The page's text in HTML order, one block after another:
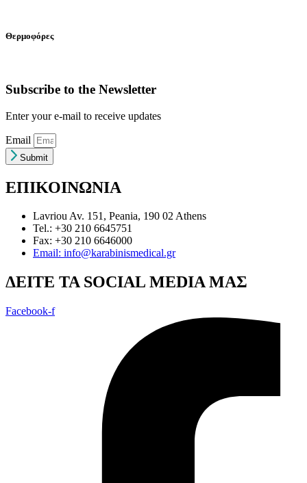
Θερμοφόρες
Subscribe to the Newsletter
Enter your e-mail to receive updates
Email
Submit
ΕΠΙΚΟΙΝΩΝΙΑ
Lavriou Av. 151, Peania, 190 02 Athens
Tel.: +30 210 6645751
Fax: +30 210 6646000
Email: info@karabinismedical.gr
ΔEITE TA SOCIAL MEDIA ΜΑΣ
Facebook-f